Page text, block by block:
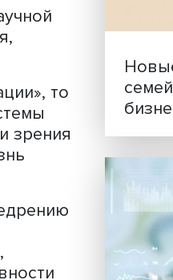
и города».
характеристики
на
из научной
края,